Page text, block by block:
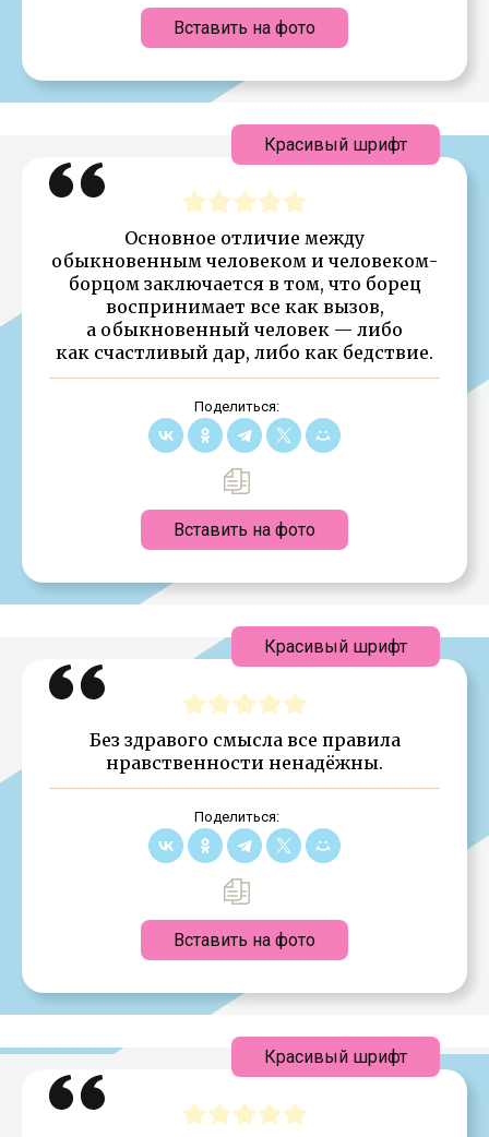
Вставить на фото
Основное отличие между
обыкновенным человеком и человеком-
борцом заключается в том, что борец
воспринимает все как вызов,
а обыкновенный человек — либо
как счастливый дар, либо как бедствие.
Поделиться:
Вставить на фото
Красивый шрифт
Без здравого смысла все правила
нравственности ненадёжны.
Поделиться:
Вставить на фото
Красивый шрифт
Красивый шрифт